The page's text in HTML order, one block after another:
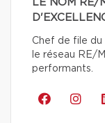
LE NOM RE/
Chef de file du
le réseau RE/
performants.